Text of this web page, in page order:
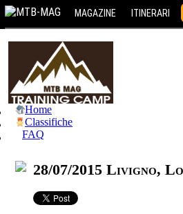
MAGAZINE ITINERARI
Home
Classifiche
FAQ
28/07/2015 Livigno,